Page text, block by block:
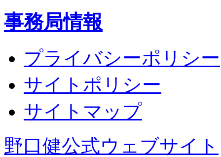
事務局情報
プライバシーポリシー
サイトポリシー
サイトマップ
野口健公式ウェブサイト